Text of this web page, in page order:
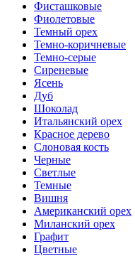
Фисташковые
Фиолетовые
Темный орех
Темно-коричневые
Темно-серые
Сиреневые
Ясень
Дуб
Шоколад
Итальянский орех
Красное дерево
Слоновая кость
Черные
Светлые
Темные
Вишня
Американский орех
Миланский орех
Графит
Цветные